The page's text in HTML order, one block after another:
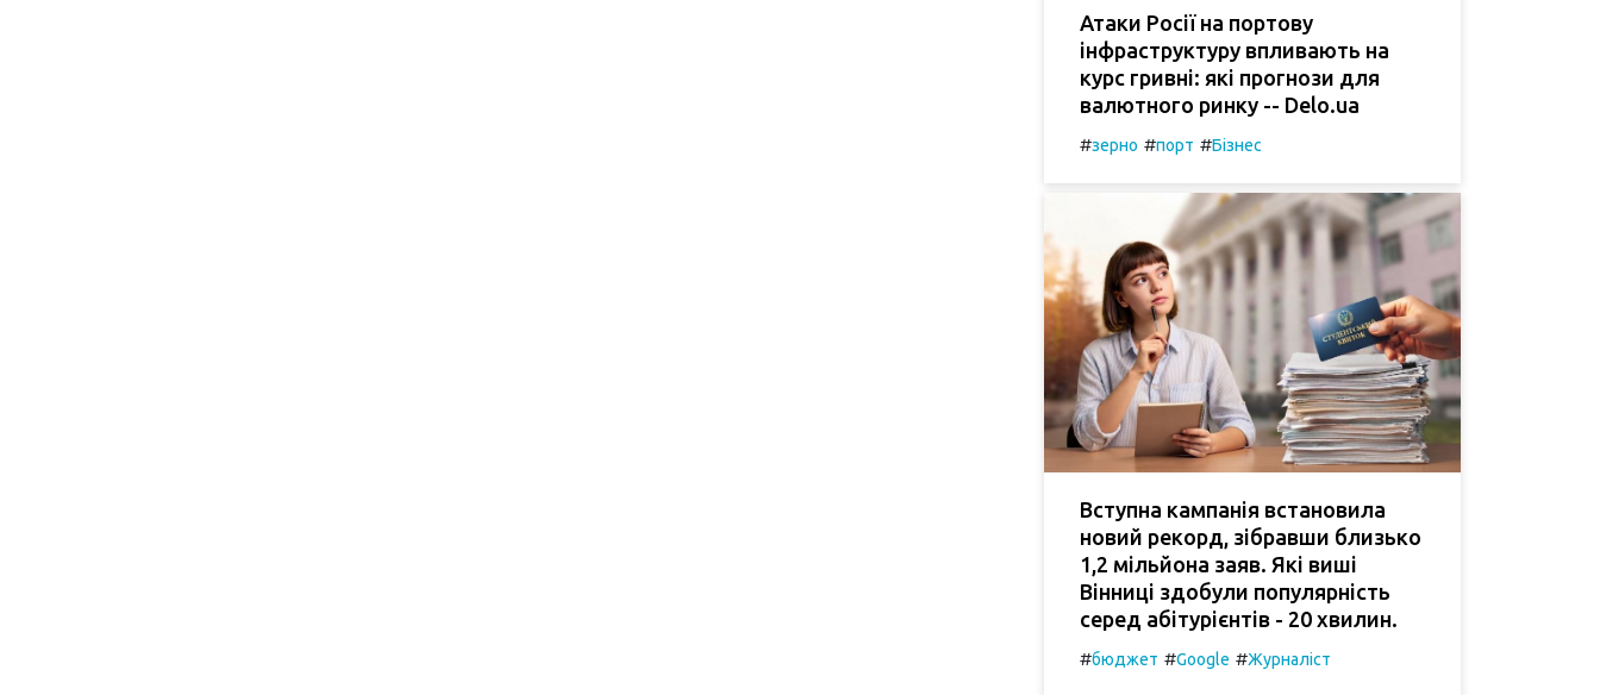
Атаки Росії на портову
інфраструктуру впливають на
курс гривні: які прогнози для
валютного ринку -- Delo.ua
#зерно #порт #Бізнес
Вступна кампанія встановила
новий рекорд, зібравши близько
1,2 мільйона заяв. Які виші
Вінниці здобули популярність
серед абітурієнтів - 20 хвилин.
#бюджет #Google #Журналіст